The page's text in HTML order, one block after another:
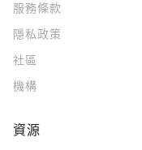
服務條款
隱私政策
社區
機構
資源